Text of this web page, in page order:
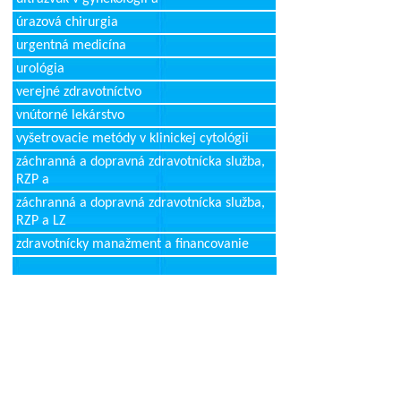
úrazová chirurgia
urgentná medicína
urológia
verejné zdravotníctvo
vnútorné lekárstvo
vyšetrovacie metódy v klinickej cytológii
záchranná a dopravná zdravotnícka služba,
RZP a
záchranná a dopravná zdravotnícka služba,
RZP a LZ
zdravotnícky manažment a financovanie